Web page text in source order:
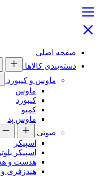
صفحه اصلی
دسته‌بندی کالاها
ماوس و کیبورد
ماوس
کیبورد
کمبو
ماوس پد
صوتی
اسپیکر
اسپیکر
هدست و
هندزفری و